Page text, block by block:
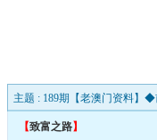
主题 : 189期【老澳门资料】
【致富之路】